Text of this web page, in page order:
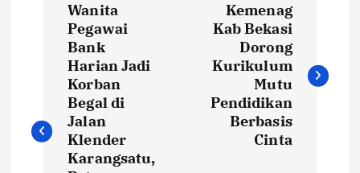
i
g
Wanita
Pegawai
Bank
Harian Jadi
Korban
Begal di
Jalan
Klender
Karangsatu,
Kemenag
Kab Bekasi
Dorong
Kurikulum
Mutu
Pendidikan
Berbasis
Cinta